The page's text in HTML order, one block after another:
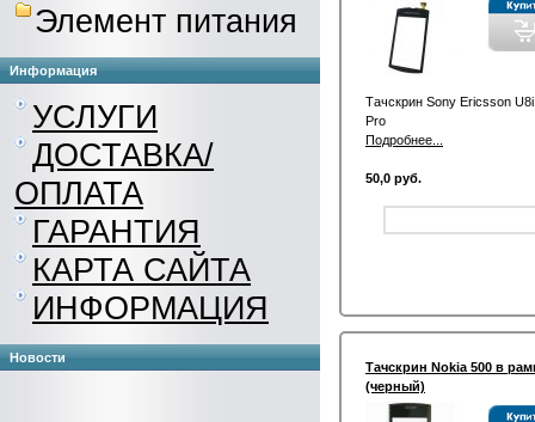
Элемент питания
Информация
УСЛУГИ
ДОСТАВКА/
ОПЛАТА
ГАРАНТИЯ
КАРТА САЙТА
ИНФОРМАЦИЯ
Новости
Тачскрин Sony Ericsson
Pro
Подробнее...
50,0 руб.
Тачскрин Nokia 500 в
(черный)